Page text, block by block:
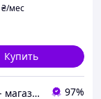
₴/мес
Купить
Velxanik - магазин мототехники, велотоваров, с/х техники, аксессуаров и запчастей 97%